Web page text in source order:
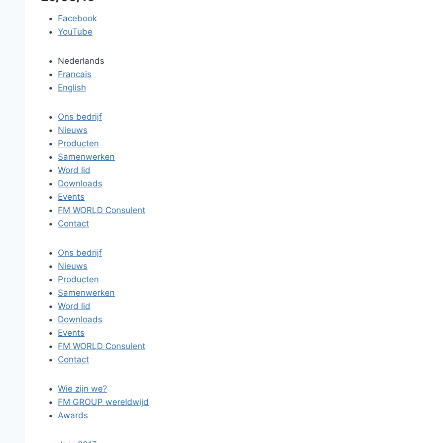
Facebook
YouTube
Nederlands
Francais
English
Ons bedrijf
Nieuws
Producten
Samenwerken
Word lid
Downloads
Events
FM WORLD Consulent
Contact
Ons bedrijf
Nieuws
Producten
Samenwerken
Word lid
Downloads
Events
FM WORLD Consulent
Contact
Wie zijn we?
FM GROUP wereldwijd
Awards